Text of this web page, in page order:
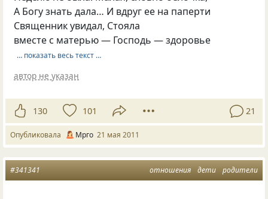
А Богу знать дала… И вдруг ее на паперти
Священник увидал, Стояла
вместе с матерью — Господь — здоровье
… показать весь текст …
автор не указан
130 101 21
Опубликовала Мрго 21 мая 2011
отношения дети родители
#341341